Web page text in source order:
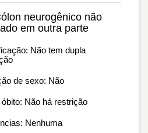
neurogênico não
em outra parte
Não tem dupla
de sexo: Não
Não há restrição
Nenhuma